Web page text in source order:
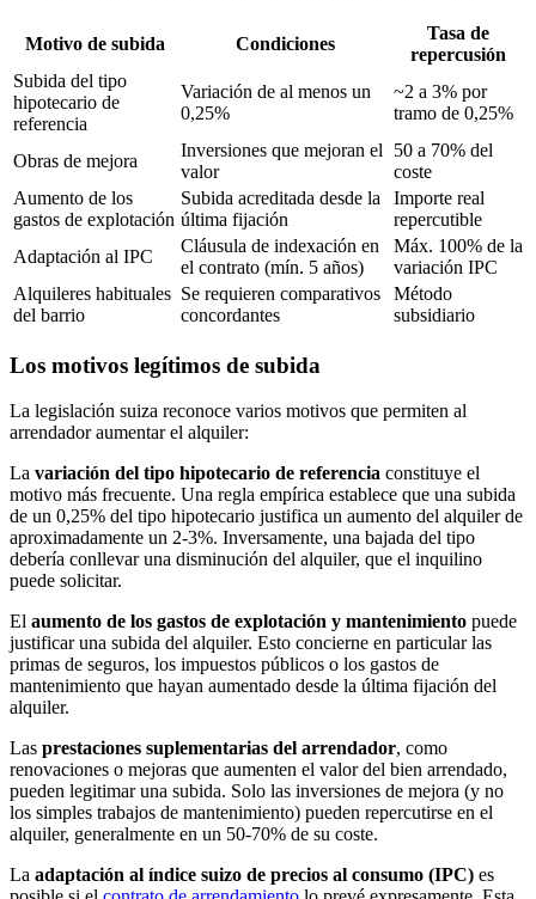
Motivo de subida Condiciones
Tasa de
repercusión
Subida del tipo
hipotecario de
referencia
Variación de al menos un
0,25%
~2 a 3% por
tramo de 0,25%
Obras de mejora
Inversiones que mejoran el
valor
50 a 70% del
coste
Aumento de los
gastos de explotación
Subida acreditada desde la
última fijación
Importe real
repercutible
Adaptación al IPC
Cláusula de indexación en
el contrato (mín. 5 años)
Máx. 100% de la
variación IPC
Alquileres habituales
del barrio
Se requieren comparativos
concordantes
Método
subsidiario
Los motivos legítimos de subida
La legislación suiza reconoce varios motivos que permiten al
arrendador aumentar el alquiler:
La variación del tipo hipotecario de referencia constituye el
motivo más frecuente. Una regla empírica establece que una subida
de un 0,25% del tipo hipotecario justifica un aumento del alquiler de
aproximadamente un 2-3%. Inversamente, una bajada del tipo
debería conllevar una disminución del alquiler, que el inquilino
puede solicitar.
El aumento de los gastos de explotación y mantenimiento puede
justificar una subida del alquiler. Esto concierne en particular las
primas de seguros, los impuestos públicos o los gastos de
mantenimiento que hayan aumentado desde la última fijación del
alquiler.
Las prestaciones suplementarias del arrendador, como
renovaciones o mejoras que aumenten el valor del bien arrendado,
pueden legitimar una subida. Solo las inversiones de mejora (y no
los simples trabajos de mantenimiento) pueden repercutirse en el
alquiler, generalmente en un 50-70% de su coste.
La adaptación al índice suizo de precios al consumo (IPC) es